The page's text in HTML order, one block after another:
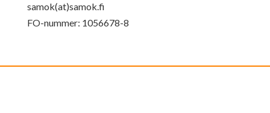
samok(at)samok.fi
FO-nummer: 1056678-8